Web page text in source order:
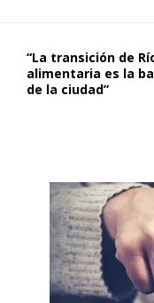
“La transición de
alimentaria es la
de la ciudad”